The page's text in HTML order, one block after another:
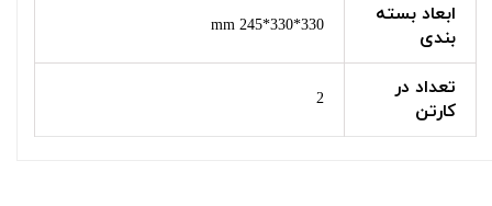
ابعاد بسته
بندی
330*330*245 mm
تعداد در
کارتن
2